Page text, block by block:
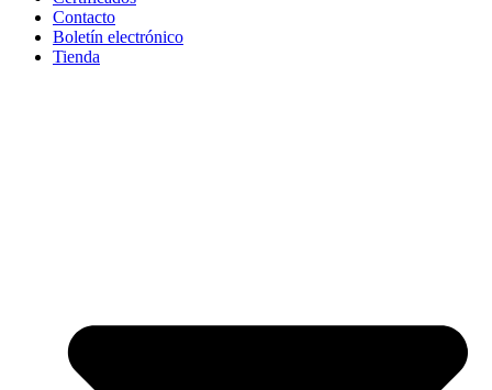
Contacto
Boletín electrónico
Tienda